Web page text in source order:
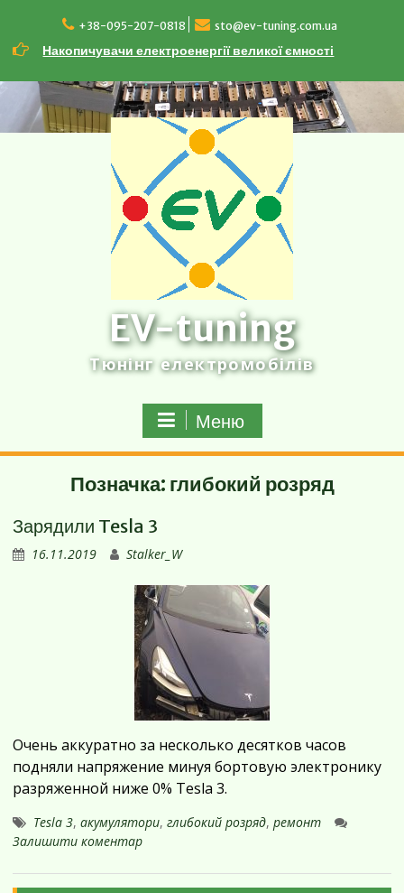
вмісту
+38-095-207-0818 sto@ev-tuning.com.ua
Накопичувачи електроенергії великої ємності
EV-tuning
Тюнінг електромобілів
Меню
Позначка: глибокий розряд
Зарядили Tesla 3
16.11.2019 Stalker_W
Очень аккуратно за несколько десятков часов
подняли напряжение минуя бортовую электронику
разряженной ниже 0% Tesla 3.
Tesla 3,акумулятори,глибокий розряд,ремонт
Залишити коментар